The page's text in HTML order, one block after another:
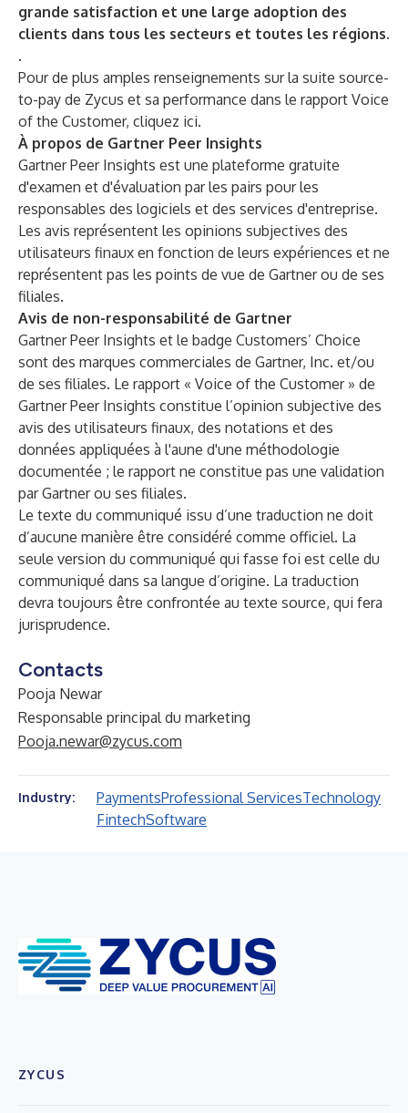
grande satisfaction et une large adoption des
clients dans tous les secteurs et toutes les régions.
.
Pour de plus amples renseignements sur la suite source-
to-pay de Zycus et sa performance dans le rapport Voice
of the Customer, cliquez ici.
À propos de Gartner Peer Insights
Gartner Peer Insights est une plateforme gratuite
d'examen et d'évaluation par les pairs pour les
responsables des logiciels et des services d'entreprise.
Les avis représentent les opinions subjectives des
utilisateurs finaux en fonction de leurs expériences et ne
représentent pas les points de vue de Gartner ou de ses
filiales.
Avis de non-responsabilité de Gartner
Gartner Peer Insights et le badge Customers’ Choice
sont des marques commerciales de Gartner, Inc. et/ou
de ses filiales. Le rapport « Voice of the Customer » de
Gartner Peer Insights constitue l’opinion subjective des
avis des utilisateurs finaux, des notations et des
données appliquées à l'aune d'une méthodologie
documentée ; le rapport ne constitue pas une validation
par Gartner ou ses filiales.
Le texte du communiqué issu d’une traduction ne doit
d’aucune manière être considéré comme officiel. La
seule version du communiqué qui fasse foi est celle du
communiqué dans sa langue d’origine. La traduction
devra toujours être confrontée au texte source, qui fera
jurisprudence.
Contacts
Pooja Newar
Responsable principal du marketing
Pooja.newar@zycus.com
Industry: PaymentsProfessional ServicesTechnology
FintechSoftware
ZYCUS